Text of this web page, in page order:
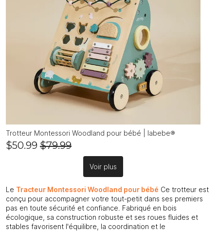
Trotteur Montessori Woodland pour bébé | labebe®
$50.99 $79.99
Voir plus
Le Tracteur Montessori Woodland pour bébé Ce trotteur est
conçu pour accompagner votre tout-petit dans ses premiers
pas en toute sécurité et confiance. Fabriqué en bois
écologique, sa construction robuste et ses roues fluides et
stables favorisent l'équilibre, la coordination et le